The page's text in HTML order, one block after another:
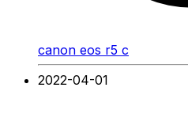
canon eos r5 c
2022-04-01